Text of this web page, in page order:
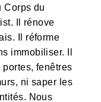
Corps du
Il rénove
Il réforme
immobiliser. Il
fenêtres
ni saper les
Nous